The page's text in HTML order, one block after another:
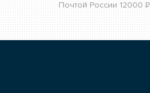
Почтой России 12000 Р